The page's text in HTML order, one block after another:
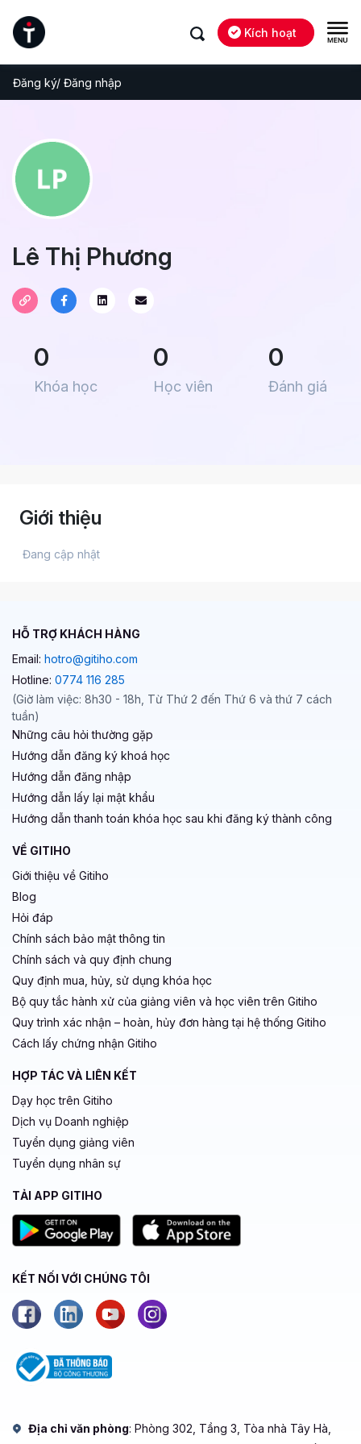
Kích hoạt
Đăng ký/ Đăng nhập
Lê Thị Phương
0
Khóa học
0
Học viên
0
Đánh giá
Giới thiệu
Đang cập nhật
HỖ TRỢ KHÁCH HÀNG
Email: hotro@gitiho.com
Hotline: 0774 116 285
(Giờ làm việc: 8h30 - 18h, Từ Thứ 2 đến Thứ 6 và thứ 7 cách
tuần)
Những câu hỏi thường gặp
Hướng dẫn đăng ký khoá học
Hướng dẫn đăng nhập
Hướng dẫn lấy lại mật khẩu
Hướng dẫn thanh toán khóa học sau khi đăng ký thành công
VỀ GITIHO
Giới thiệu về Gitiho
Blog
Hỏi đáp
Chính sách bảo mật thông tin
Chính sách và quy định chung
Quy định mua, hủy, sử dụng khóa học
Bộ quy tắc hành xử của giảng viên và học viên trên Gitiho
Quy trình xác nhận – hoàn, hủy đơn hàng tại hệ thống Gitiho
Cách lấy chứng nhận Gitiho
HỢP TÁC VÀ LIÊN KẾT
Dạy học trên Gitiho
Dịch vụ Doanh nghiệp
Tuyển dụng giảng viên
Tuyển dụng nhân sự
TẢI APP GITIHO
KẾT NỐI VỚI CHÚNG TÔI
Địa chỉ văn phòng: Phòng 302, Tầng 3, Tòa nhà Tây Hà,